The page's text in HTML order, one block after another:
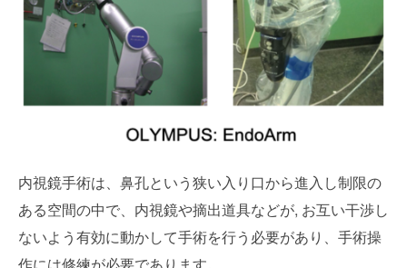
内視鏡手術は、鼻孔という狭い入り口から進入し制限の
ある空間の中で、内視鏡や摘出道具などが, お互い干渉し
ないよう有効に動かして手術を行う必要があり、手術操
作には修練が必要であります。